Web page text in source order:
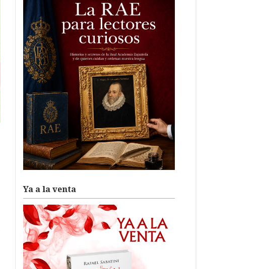
Ya a la venta